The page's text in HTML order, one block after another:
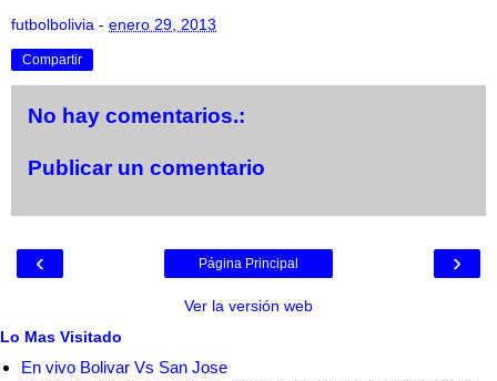
futbolbolivia - enero 29, 2013
Compartir
No hay comentarios.:
Publicar un comentario
‹ ›
Página Principal
Ver la versión web
Lo Mas Visitado
En vivo Bolivar Vs San Jose